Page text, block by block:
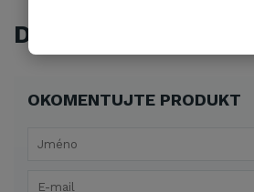
DISKUZE
OKOMENTUJTE PRODUKT